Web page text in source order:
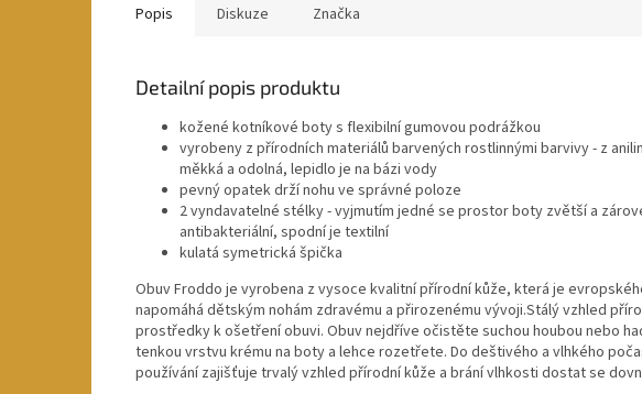
Popis Diskuze Značka
Detailní popis produktu
kožené kotníkové boty s flexibilní gumovou podrážkou
vyrobeny z přírodních materiálů barvených rostlinnými barvivy - z
měkká a odolná, lepidlo je na bázi vody
pevný opatek drží nohu ve správné poloze
2 vyndavatelné stélky - vyjmutím jedné se prostor boty zvětší a
antibakteriální, spodní je textilní
kulatá symetrická špička
Obuv Froddo je vyrobena z vysoce kvalitní přírodní kůže, která je
napomáhá dětským nohám zdravému a přirozenému vývoji.Stálý vzhled
prostředky k ošetření obuvi. Obuv nejdříve očistěte suchou houbou nebo
tenkou vrstvu krému na boty a lehce rozetřete. Do deštivého a vlhkého
používání zajišťuje trvalý vzhled přírodní kůže a brání vlhkosti dostat se